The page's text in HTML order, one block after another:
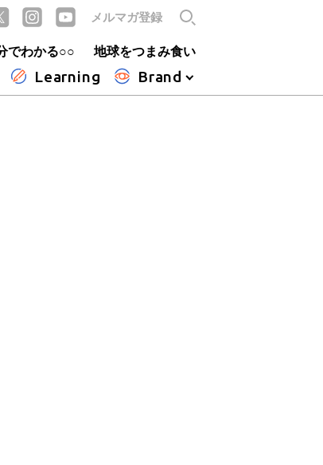
でわかる○○ 地球をつまみ食い
Learning Brand
メルマガ登録